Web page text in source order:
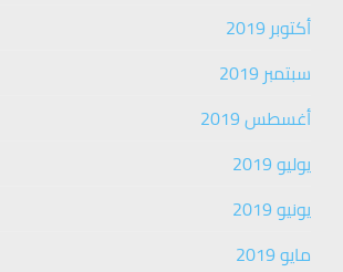
أكتوبر 2019
سبتمبر 2019
أغسطس 2019
يوليو 2019
يونيو 2019
مايو 2019